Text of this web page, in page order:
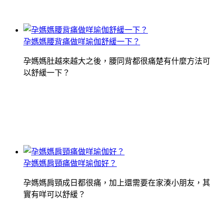
孕媽媽腰背痛做咩瑜伽舒緩一下？
孕媽媽肚越來越大之後，腰同背都很痛楚有什麼方法可
以舒緩一下？
孕媽媽肩頸痛做咩瑜伽好？
孕媽媽肩頸成日都很痛，加上還需要在家湊小朋友，其
實有咩可以舒緩？